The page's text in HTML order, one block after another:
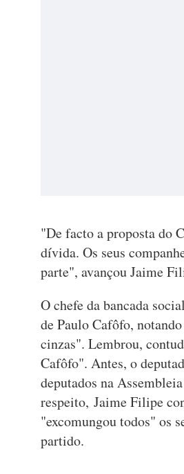
"De facto a proposta do
dívida. Os seus
parte", avançou Jaime
O chefe da bancada
de Paulo Cafôfo,
cinzas". Lembrou,
Cafôfo". Antes, o
deputados na
respeito, Jaime Filipe
"excomungou todos" os
partido.